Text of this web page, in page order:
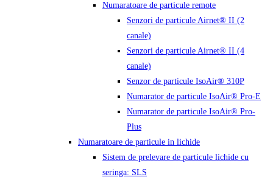
Numaratoare de particule remote
Senzori de particule Airnet® II (2
canale)
Senzori de particule Airnet® II (4
canale)
Senzor de particule IsoAir® 310P
Numarator de particule IsoAir® Pro-E
Numarator de particule IsoAir® Pro-
Plus
Numaratoare de particule in lichide
Sistem de prelevare de particule lichide cu
seringa: SLS